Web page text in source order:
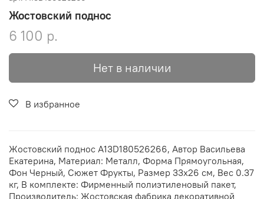
Жостовский поднос
6 100 р.
Нет в наличии
В избранное
Жостовский поднос A13D180526266, Автор Васильева
Екатерина, Материал: Металл, Форма Прямоугольная,
Фон Черный, Сюжет Фрукты, Размер 33х26 см, Вес 0.37
кг, В комплекте: Фирменный полиэтиленовый пакет,
Производитель: Жостовская фабрика декоративной